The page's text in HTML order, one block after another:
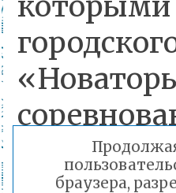
прошли
браузера,